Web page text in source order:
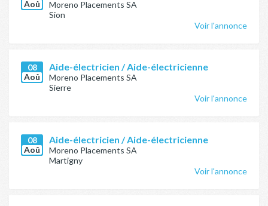
Aoû
Moreno Placements SA
Sion
Voir l'annonce
08
Aoû
Aide-électricien / Aide-électricienne
Moreno Placements SA
Sierre
Voir l'annonce
08
Aoû
Aide-électricien / Aide-électricienne
Moreno Placements SA
Martigny
Voir l'annonce